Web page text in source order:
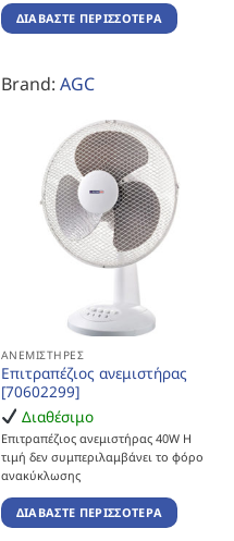
ΔΙΑΒΆΣΤΕ ΠΕΡΙΣΣΌΤΕΡΑ
Brand: AGC
ΑΝΕΜΙΣΤΉΡΕΣ
Επιτραπέζιος ανεμιστήρας
[70602299]
Διαθέσιμο
Επιτραπέζιος ανεμιστήρας 40W Η
τιμή δεν συμπεριλαμβάνει το φόρο
ανακύκλωσης
ΔΙΑΒΆΣΤΕ ΠΕΡΙΣΣΌΤΕΡΑ